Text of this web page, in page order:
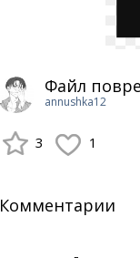
Файл
annushka12
3 1
Комментарии